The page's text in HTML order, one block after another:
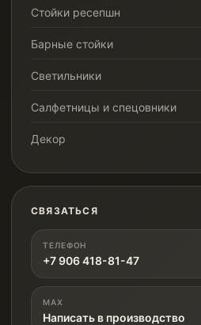
Стойки ресепшн
Барные стойки
Светильники
Салфетницы и спецовники
Декор
СВЯЗАТЬСЯ
ТЕЛЕФОН
+7 906 418-81-47
MAX
Написать в производство